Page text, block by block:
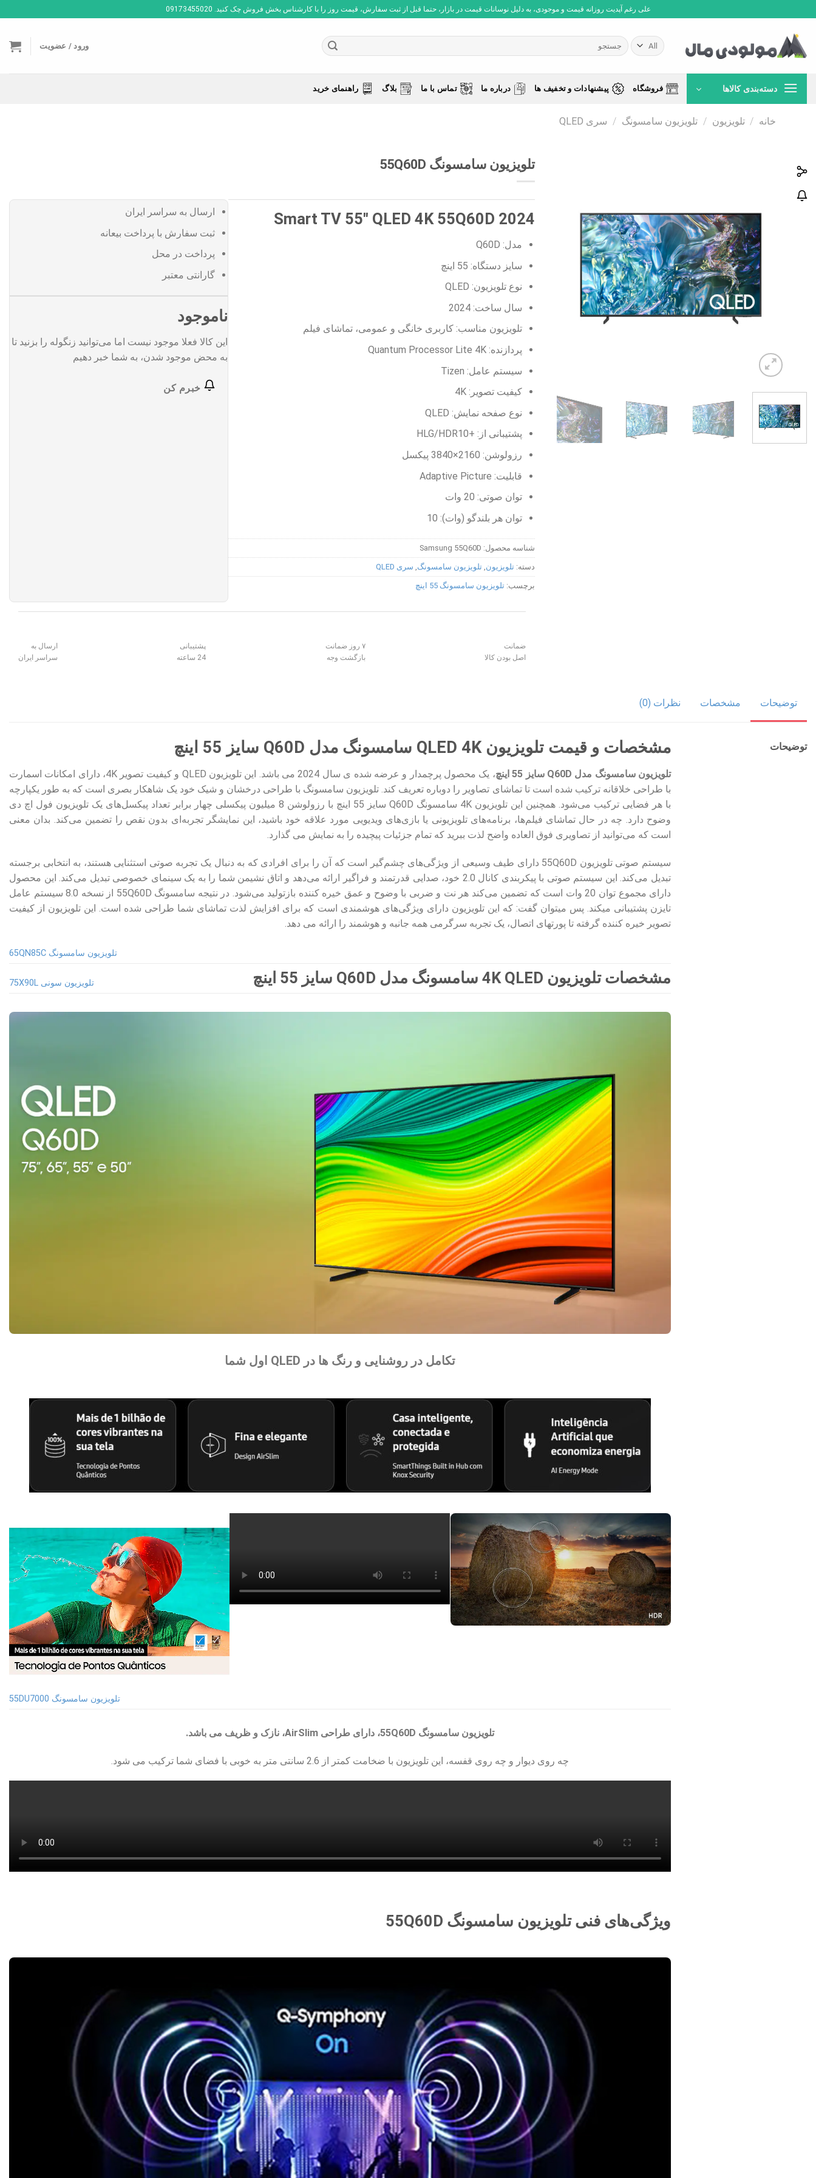
to
content
علی رغم آپدیت روزانه قیمت و موجودی، به دلیل نوسانات قیمت در بازار، حتما قبل از ثبت سفارش، قیمت روز را با کارشناس بخش فروش چک کنید. 09173455020
جستجو
برای:
ورود / عضویت
دسته‌بندی کالاها فروشگاه پیشنهادات و تخفیف ها درباره ما تماس با ما بلاگ راهنمای خرید
خانه / تلویزیون / تلویزیون سامسونگ / سری QLED
تلویزیون سامسونگ 55Q60D
Smart TV 55″ QLED 4K 55Q60D 2024
مدل: Q60D
سایز دستگاه: 55 اینچ
نوع تلویزیون: QLED
سال ساخت: 2024
تلویزیون مناسب: کاربری خانگی و عمومی، تماشای فیلم
پردازنده: Quantum Processor Lite 4K
سیستم عامل: Tizen
کیفیت تصویر: 4K
نوع صفحه نمایش: QLED
پشتیبانی از: +HLG/HDR10
رزولوشن: 2160×3840 پیکسل
قابلیت: Adaptive Picture
توان صوتی: 20 وات
توان هر بلندگو (وات): 10
شناسه محصول: Samsung 55Q60D
دسته: تلویزیون تلویزیون سامسونگ سری QLED
برچسب: تلویزیون سامسونگ 55 اینچ
ارسال به سراسر ایران
ثبت سفارش با پرداخت بیعانه
پرداخت در محل
گارانتی معتبر
ناموجود
این کالا فعلا موجود نیست اما می‌توانید زنگوله را بزنید تا
به محض موجود شدن، به شما خبر دهیم
ضمانت
اصل بودن کالا
۷ روز ضمانت
بازگشت وجه
پشتیبانی
24 ساعته
ارسال به
سراسر ایران
توضیحات مشخصات نظرات (0)
توضیحات مشخصات و قیمت تلویزیون QLED 4K سامسونگ مدل Q60D سایز 55 اینچ
تلویزیون سامسونگ مدل Q60D سایز 55 اینچ
، یک محصول پرچمدار و عرضه شده ی سال 2024 می باشد. این تلویزیون QLED و کیفیت تصویر 4K، دارای امکانات اسمارت
با طراحی خلاقانه ترکیب شده است تا تماشای تصاویر را دوباره تعریف کند. تلویزیون سامسونگ با طراحی درخشان و شیک خود یک شاهکار بصری است که به طور یکپارچه
با هر فضایی ترکیب می‌شود. همچنین این تلویزیون 4K سامسونگ Q60D سایز 55 اینچ با رزولوشن 8 میلیون پیکسلی چهار برابر تعداد پیکسل‌های یک تلویزیون فول اچ دی
وضوح دارد. چه در حال تماشای فیلم‌ها، برنامه‌های تلویزیونی یا بازی‌های ویدیویی مورد علاقه خود باشید، این نمایشگر تجربه‌ای بدون نقص را تضمین می‌کند. بدان معنی
است که می‌توانید از تصاویری فوق العاده واضح لذت ببرید که تمام جزئیات پیچیده را به نمایش می گذارد.
سیستم صوتی تلویزیون 55Q60D دارای طیف وسیعی از ویژگی‌های چشم‌گیر است که آن را برای افرادی که به دنبال یک تجربه صوتی استثنایی هستند، به انتخابی برجسته
تبدیل می‌کند. این سیستم صوتی با پیکربندی کانال 2.0 خود، صدایی قدرتمند و فراگیر ارائه می‌دهد و اتاق نشیمن شما را به یک سینمای خصوصی تبدیل می‌کند. این محصول
دارای مجموع توان 20 وات است که تضمین می‌کند هر نت و ضربی با وضوح و عمق خیره کننده بازتولید می‌شود. در نتیجه سامسونگ 55Q60D از نسخه 8.0 سیستم عامل
تایزن پشتیبانی میکند. پس میتوان گفت: که این تلویزیون دارای ویژگی‌های هوشمندی است که برای افزایش لذت تماشای شما طراحی شده‌ است. این تلویزیون از کیفیت
تصویر خیره کننده گرفته تا پورتهای اتصال، یک تجربه سرگرمی همه جانبه و هوشمند را ارائه می دهد.
تلویزیون سامسونگ 65QN85C
تلویزیون سونی 75X90L مشخصات تلویزیون 4K QLED سامسونگ مدل Q60D سایز 55 اینچ
تکامل در روشنایی و رنگ ها در QLED اول شما
تلویزیون سامسونگ 55DU7000
تلویزیون سامسونگ 55Q60D، دارای طراحی AirSlim، نازک و ظریف می باشد.
چه روی دیوار و چه روی قفسه، این تلویزیون با ضخامت کمتر از 2.6 سانتی متر به خوبی با فضای شما ترکیب می شود.
ویژگی‌های فنی تلویزیون سامسونگ 55Q60D